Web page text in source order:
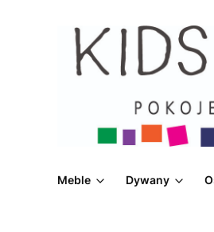
Meble Dywany